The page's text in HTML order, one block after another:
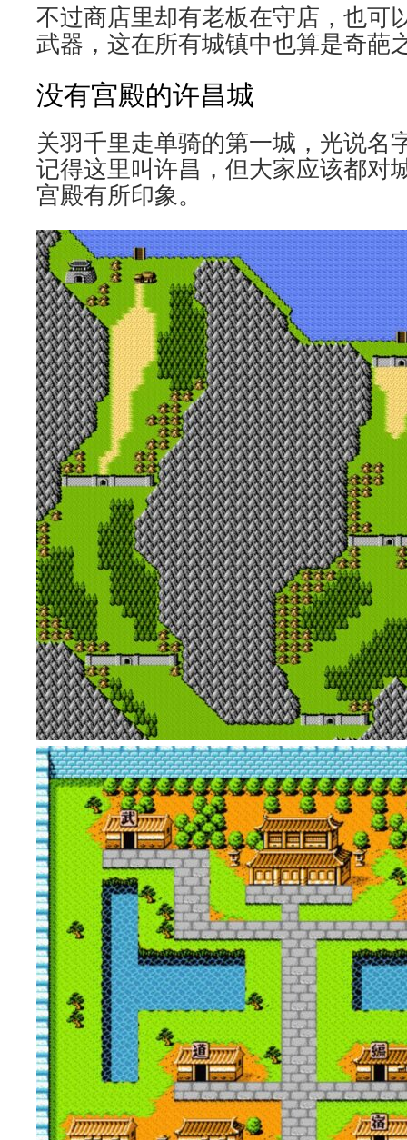
不过商店里却有老板在守店，也可
武器，这在所有城镇中也算是奇葩
没有宫殿的许昌城
关羽千里走单骑的第一城，光说名
记得这里叫许昌，但大家应该都对
宫殿有所印象。